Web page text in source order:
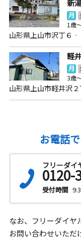
新
月
1歳
山形県上山市沢丁６‐
軽
月
3歳
山形県上山市軽井沢
お電話
フリーダイ
0120-
受付時間
なお、フリーダイヤ
お問い合わせいただ